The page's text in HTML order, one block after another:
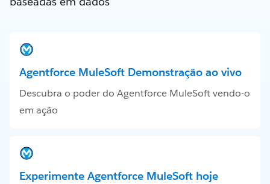
Agentforce MuleSoft Demonstração ao vivo
Descubra o poder do Agentforce MuleSoft vendo-o
em ação
Experimente Agentforce MuleSoft hoje